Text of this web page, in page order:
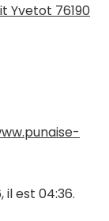
Yvetot 76190
il est 04:36.